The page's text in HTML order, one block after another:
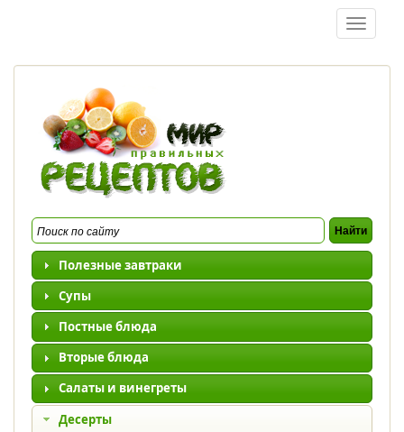
Toggle
Полезные завтраки
Супы
Постные блюда
Вторые блюда
Салаты и винегреты
Десерты